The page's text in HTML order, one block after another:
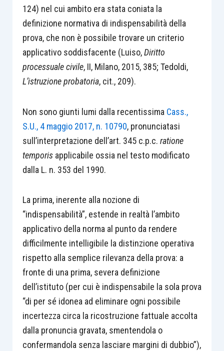
124) nel cui ambito era stata coniata la
definizione normativa di indispensabilità della
prova, che non è possibile trovare un criterio
applicativo soddisfacente (Luiso,Diritto
processuale civile, II, Milano, 2015, 385; Tedoldi,
L’istruzione probatoria, cit., 209).
Non sono giunti lumi dalla recentissima Cass.,
S.U., 4 maggio 2017, n. 10790, pronunciatasi
sull’interpretazione dell’art. 345 c.p.c. ratione
temporisapplicabile ossia nel testo modificato
dalla L. n. 353 del 1990.
La prima, inerente alla nozione di
“indispensabilità”, estende in realtà l’ambito
applicativo della norma al punto da rendere
difficilmente intelligibile la distinzione operativa
rispetto alla semplice rilevanza della prova: a
fronte di una prima, severa definizione
dell’istituto (per cui è indispensabile la sola prova
“di per sé idonea ad eliminare ogni possibile
incertezza circa la ricostruzione fattuale accolta
dalla pronuncia gravata, smentendola o
confermandola senza lasciare margini di dubbio”),